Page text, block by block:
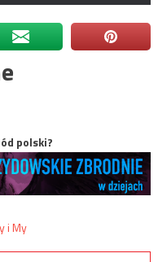
polski?